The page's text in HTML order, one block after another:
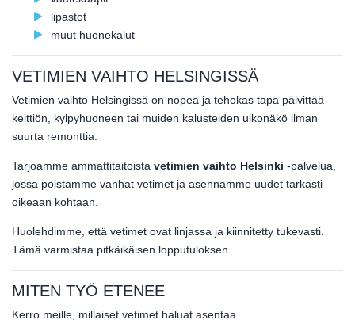
lipastot
muut huonekalut
VETIMIEN VAIHTO HELSINGISSÄ
Vetimien vaihto Helsingissä on nopea ja tehokas tapa päivittää
keittiön, kylpyhuoneen tai muiden kalusteiden ulkonäkö ilman
suurta remonttia.
Tarjoamme ammattitaitoista vetimien vaihto Helsinki -palvelua,
jossa poistamme vanhat vetimet ja asennamme uudet tarkasti
oikeaan kohtaan.
Huolehdimme, että vetimet ovat linjassa ja kiinnitetty tukevasti.
Tämä varmistaa pitkäikäisen lopputuloksen.
MITEN TYÖ ETENEE
Kerro meille, millaiset vetimet haluat asentaa.